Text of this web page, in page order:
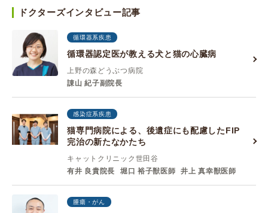
ドクターズインタビュー記事
循環器系疾患
循環器認定医が教える犬と猫の心臓病
上野の森どうぶつ病院
諌山 紀子副院長
感染症系疾患
猫専門病院による、後遺症にも配慮したFIP
完治の新たなかたち
キャットクリニック世田谷
有井 良貴院長
堀口 裕子獣医師 井上 真幸獣医師
腫瘍・がん